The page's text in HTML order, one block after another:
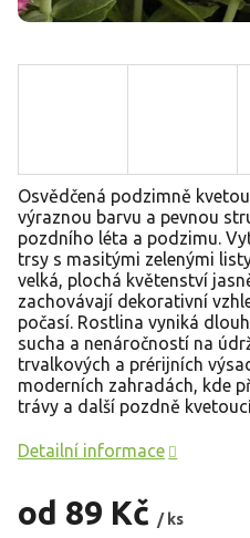
od 89 Kč / ks
Osvědčená podzimně
výraznou barvu a pevnou
pozdního léta a podzimu.
trsy s masitými zelenými
velká, plochá květenství
zachovávají dekorativní
počasí. Rostlina vyniká
sucha a nenáročností na
trvalkových a prérijních
moderních zahradách, kde
trávy a další pozdně
Detailní informace